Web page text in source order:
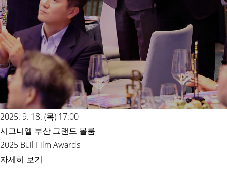
2025. 9. 18. (목) 17:00
시그니엘 부산 그랜드 볼룸
2025 Buil Film Awards
자세히 보기